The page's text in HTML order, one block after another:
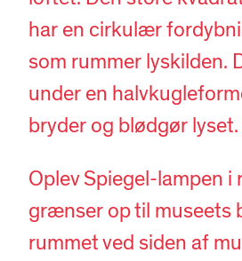
har en cirkulær
som rummer lyskilden.
under en
bryder og blødgør lyset.
Oplev Spiegel-lampen i
grænser op til museets
rummet ved siden af